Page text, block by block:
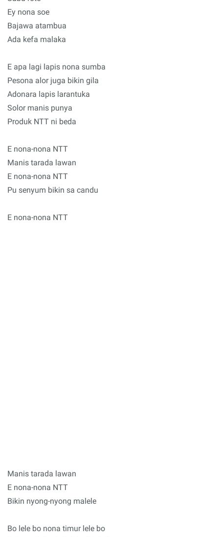
Ey nona soe
Bajawa atambua
Ada kefa malaka
E apa lagi lapis nona sumba
Pesona alor juga bikin gila
Adonara lapis larantuka
Solor manis punya
Produk NTT ni beda
E nona-nona NTT
Manis tarada lawan
E nona-nona NTT
Pu senyum bikin sa candu
E nona-nona NTT
Manis tarada lawan
E nona-nona NTT
Bikin nyong-nyong malele
Bo lele bo nona timur lele bo